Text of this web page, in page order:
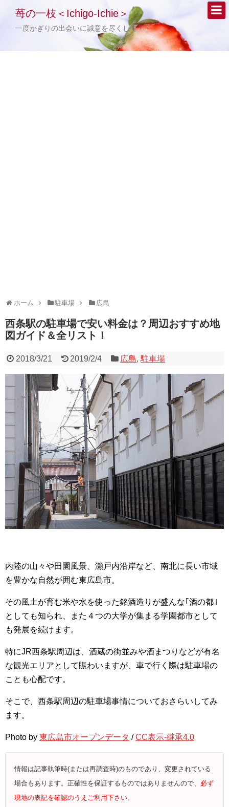
苺の一枝＜Ichigo-Ichie＞
一度かぎりの出会いに誠意を尽くして・・・
ホーム 駐車場 広島
西条駅の駐車場で安い料金は？周辺おすすめ地
図ガイド＆全リスト！
2018/3/21 2019/2/4 広島,駐車場
内陸の山々や田園風景、瀬戸内沿岸など、南北に長い市域
を豊かな自然が囲む東広島市。
その風土が育む米や水を使った銘酒造りが盛んな｢酒の都｣
としても知られ、また４つの大学が集まる学園都市として
も発展を続けます。
特にJR西条駅周辺は、酒蔵の街並みや酒まつりなどが有名
な観光エリアとして賑わいますが、車で行く際は駐車場の
ことも心配です。
そこで、西条駅周辺の駐車場事情についておさらいしてみ
ます。
Photo by 東広島市オープンデータ /CC表示-継承4.0
情報は記事執筆時(または再調査時)のものであり、変更されている
場合もあります。正確性を保証するものではありませんので、 必ず
現地の表記を確認のうえご利用下さい。